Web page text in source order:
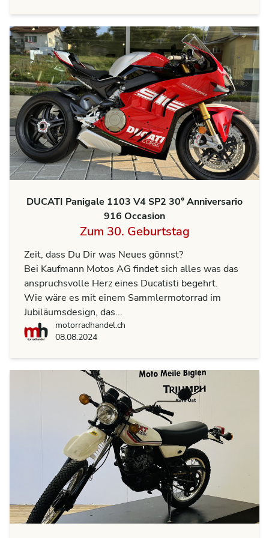
DUCATI Panigale 1103 V4 SP2 30° Anniversario
916 Occasion
Zum 30. Geburtstag
Zeit, dass Du Dir was Neues gönnst?
Bei Kaufmann Motos AG findet sich alles was das
anspruchsvolle Herz eines Ducatisti begehrt.
Wie wäre es mit einem Sammlermotorrad im
Jubiläumsdesign, das...
motorradhandel.ch
motorradhandel.ch
08.08.2024